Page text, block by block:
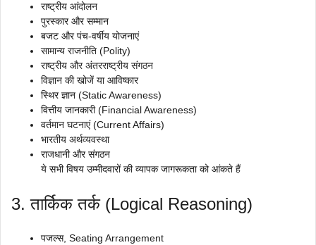
राष्ट्रीय आंदोलन
पुरस्कार और सम्मान
बजट और पंच-वर्षीय योजनाएं
सामान्य राजनीति (Polity)
राष्ट्रीय और अंतरराष्ट्रीय संगठन
विज्ञान की खोजें या आविष्कार
स्थिर ज्ञान (Static Awareness)
वित्तीय जानकारी (Financial Awareness)
वर्तमान घटनाएं (Current Affairs)
भारतीय अर्थव्यवस्था
राजधानी और संगठन
ये सभी विषय उम्मीदवारों की व्यापक जागरूकता को आंकते हैं
3. तार्किक तर्क (Logical Reasoning)
पजल्स, Seating Arrangement